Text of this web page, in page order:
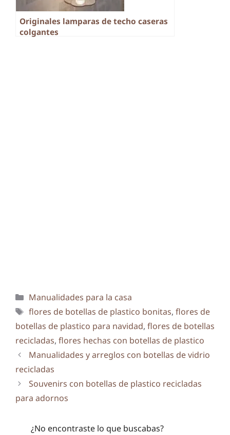
Originales lamparas de techo caseras
colgantes
Categorías
Manualidades para la casa
Etiquetas
flores de botellas de plastico bonitas, flores de
botellas de plastico para navidad, flores de botellas
recicladas, flores hechas con botellas de plastico
Manualidades y arreglos con botellas de vidrio
recicladas
Souvenirs con botellas de plastico recicladas
para adornos
¿No encontraste lo que buscabas?